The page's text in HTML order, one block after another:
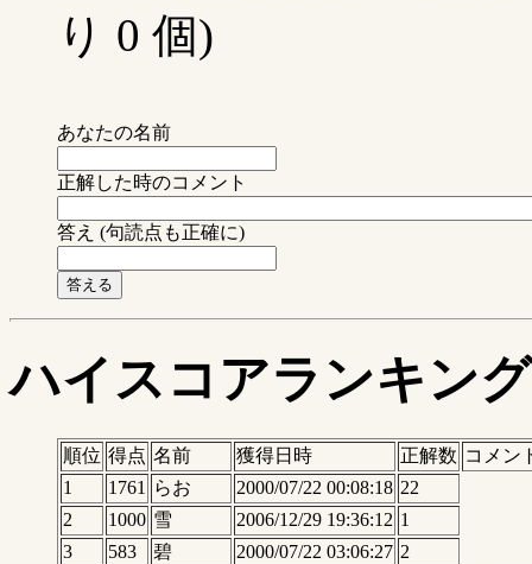
り 0 個)
あなたの名前
正解した時のコメント
答え (句読点も正確に)
ハイスコアランキング
順位 得点 名前 獲得日時 正解数 コメン
1
1761 らお 2000/07/22 00:08:18 22
2
1000 雪 2006/12/29 19:36:12 1
3
583 碧 2000/07/22 03:06:27 2